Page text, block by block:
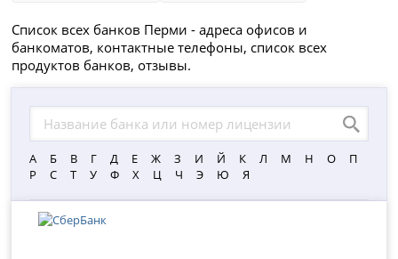
Список всех банков Перми - адреса офисов и
банкоматов, контактные телефоны, список всех
продуктов банков, отзывы.
А Б В Г Д Е Ж З И Й К Л М Н О
П
Р
С Т У Ф Х Ц Ч Э Ю Я